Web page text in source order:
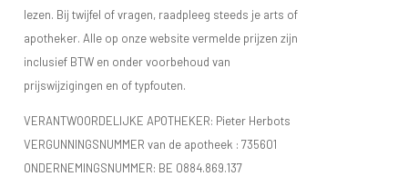
lezen. Bij twijfel of vragen, raadpleeg steeds je arts of
apotheker. Alle op onze website vermelde prijzen zijn
inclusief BTW en onder voorbehoud van
prijswijzigingen en of typfouten.
VERANTWOORDELIJKE APOTHEKER: Pieter Herbots
VERGUNNINGSNUMMER van de apotheek : 735601
ONDERNEMINGSNUMMER: BE 0884.869.137